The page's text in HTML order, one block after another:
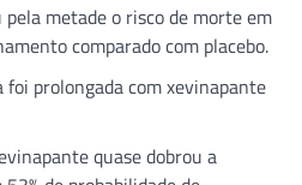
metade o risco de morte em
comparado com placebo.
foi prolongada com xevinapante
quase dobrou a